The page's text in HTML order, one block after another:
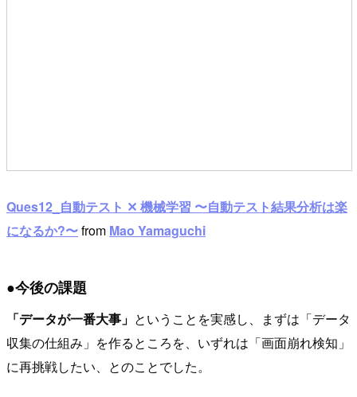
Ques12_自動テスト ✕ 機械学習 〜自動テスト結果分析は楽
になるか?〜from Mao Yamaguchi
●今後の課題
「データが一番大事」 ということを実感し、まずは「データ
収集の仕組み」を作るところを、いずれは「画面崩れ検知」
に再挑戦したい、とのことでした。